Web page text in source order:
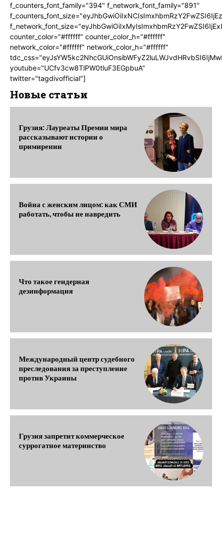
f_counters_font_family="394" f_network_font_family="891"
counter_color="#ffffff" counter_color_h="#ffffff"
network_color="#ffffff" network_color_h="#ffffff"
youtube="UCfv3cw8TlPW0tluF3EGpbuA"
twitter="tagdivofficial"]
Новые статьи
Грузия: Лауреаты Премии мира
рассказывают истории о
примирении
Война с женским лицом: как СМИ
работать, чтобы не навредить
Что такое гендерная
дезинформация
Международный центр судебного
преследования за преступление
против Украины
Грузия запретит коммерческое
суррогатное материнство